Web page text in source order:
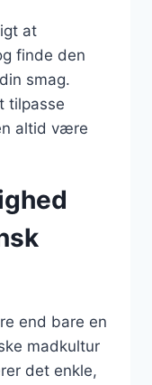
at
finde den
smag.
tilpasse
altid være
end bare en
madkultur
det enkle,